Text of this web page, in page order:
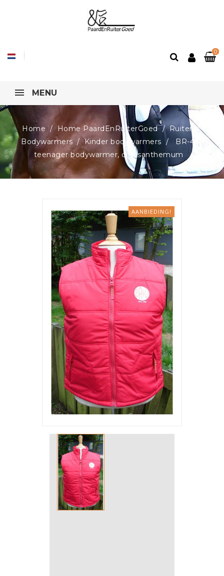
0
MENU
Home Home PaardEnRuiterGoed
Ruiter
Bodywarmers
Kinder bodywarmers
BR-4-U
teenager bodywarmer, chrysanthemum
AANBIEDING!